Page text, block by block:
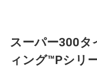
スーパー300タ
ィング™Pシリ